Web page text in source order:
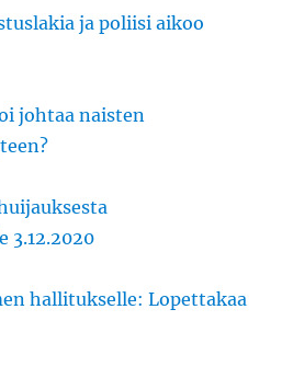
ja poliisi aikoo
johtaa naisten
3.12.2020
hallitukselle: Lopettakaa